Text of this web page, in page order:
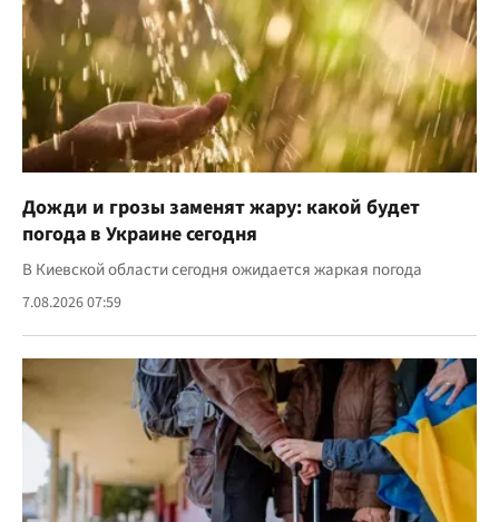
Дожди и грозы заменят жару: какой будет
погода в Украине сегодня
В Киевской области сегодня ожидается жаркая погода
7.08.2026 07:59